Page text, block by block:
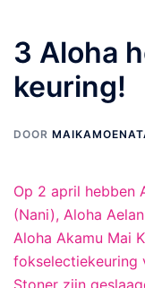
3 Aloha
keuring!
DOOR
Op 2 april hebben
(Nani), Aloha
Aloha Akamu Mai
fokselectiekeuring
Stoner zijn